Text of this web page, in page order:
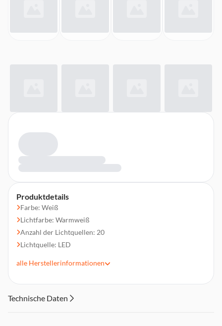
Produktdetails
Farbe: Weiß
Lichtfarbe: Warmweiß
Anzahl der Lichtquellen: 20
Lichtquelle: LED
Leistung pro Lichtquelle: 0,06 W
alle Herstellerinformationen
Technische Daten